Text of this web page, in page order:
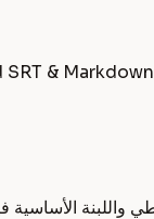
& Markdown